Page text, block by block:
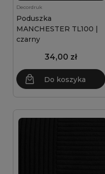
Decordruk
Poduszka
MANCHESTER TL100 |
czarny
34,00 zł
Do koszyka